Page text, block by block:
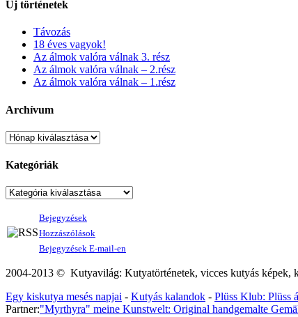
Új történetek
Távozás
18 éves vagyok!
Az álmok valóra válnak 3. rész
Az álmok valóra válnak – 2.rész
Az álmok valóra válnak – 1.rész
Archívum
Kategóriák
Bejegyzések
Hozzászólások
Bejegyzések E-mail-en
2004-2013 © Kutyavilág: Kutyatörténetek, vicces kutyás képek,
Egy kiskutya mesés napjai - Kutyás kalandok - Plüss Klub: Plüss
Partner:"Myrthyra" meine Kunstwelt: Original handgemalte